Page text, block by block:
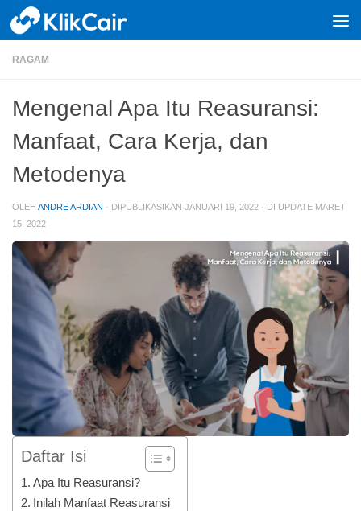
Skip to content
RAGAM
Mengenal Apa Itu Reasuransi:
Manfaat, Cara Kerja, dan
Metodenya
OLEH ANDRE ARDIAN · DIPUBLIKASIKAN JANUARI 19, 2022 · DI UPDATE MARET
15, 2022
Daftar Isi
Apa Itu Reasuransi?
Inilah Manfaat Reasuransi